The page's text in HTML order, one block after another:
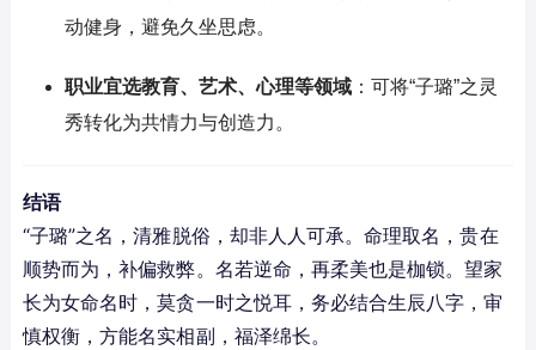
动健身，避免久坐思虑。
职业宜选教育、艺术、心理等领域：可将“子璐”之灵
秀转化为共情力与创造力。
结语
“子璐”之名，清雅脱俗，却非人人可承。命理取名，贵在
顺势而为，补偏救弊。名若逆命，再柔美也是枷锁。望家
长为女命名时，莫贪一时之悦耳，务必结合生辰八字，审
慎权衡，方能名实相副，福泽绵长。